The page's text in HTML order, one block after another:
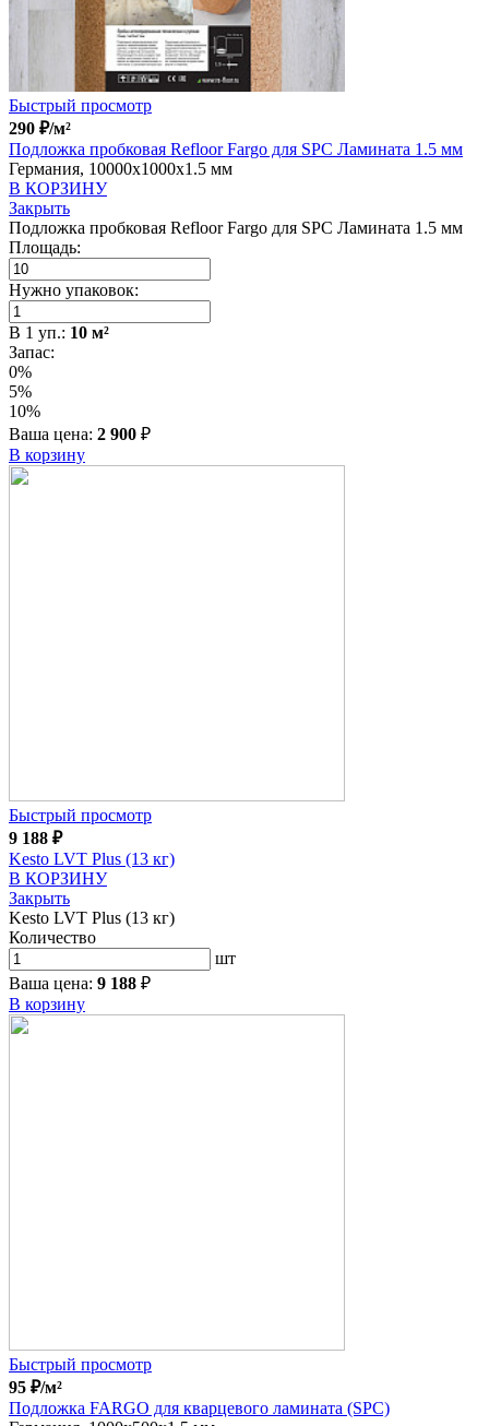
Быстрый просмотр
290 ₽/м²
Подложка пробковая Refloor Fargo для SPC Ламината 1.5 мм
Германия, 10000x1000x1.5 мм
В КОРЗИНУ
Закрыть
Подложка пробковая Refloor Fargo для SPC Ламината 1.5 мм
Площадь:
Нужно упаковок:
В 1 уп.: 10 м²
Запас:
0%
5%
10%
Ваша цена: 2 900 ₽
В корзину
Быстрый просмотр
9 188 ₽
Kesto LVT Plus (13 кг)
В КОРЗИНУ
Закрыть
Kesto LVT Plus (13 кг)
Количество
шт
Ваша цена: 9 188 ₽
В корзину
Быстрый просмотр
95 ₽/м²
Подложка FARGO для кварцевого ламината (SPC)